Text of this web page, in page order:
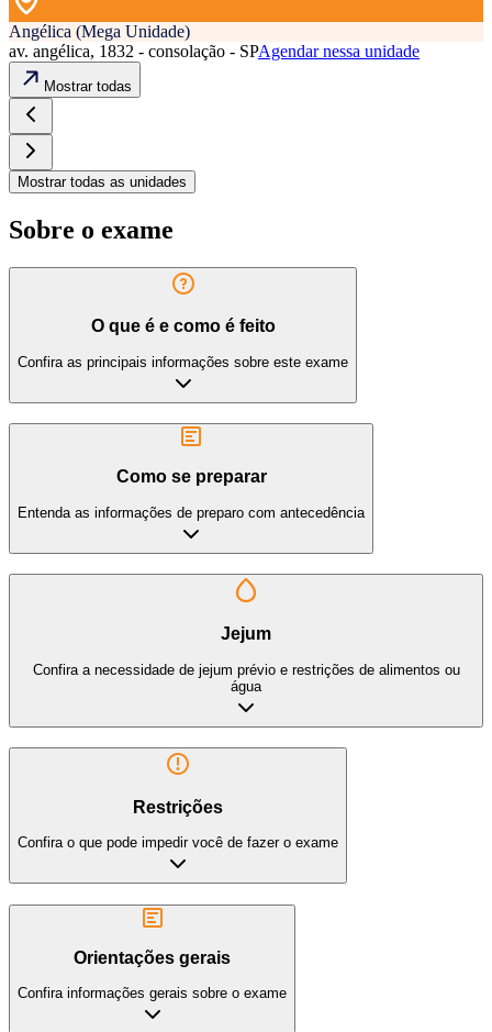
Angélica (Mega Unidade)
av. angélica, 1832 - consolação - SPAgendar nessa unidade
Mostrar todas
Mostrar todas as unidades
Sobre o exame
O que é e como é feito
Confira as principais informações sobre este exame
Como se preparar
Entenda as informações de preparo com antecedência
Jejum
Confira a necessidade de jejum prévio e restrições de alimentos ou
água
Restrições
Confira o que pode impedir você de fazer o exame
Orientações gerais
Confira informações gerais sobre o exame